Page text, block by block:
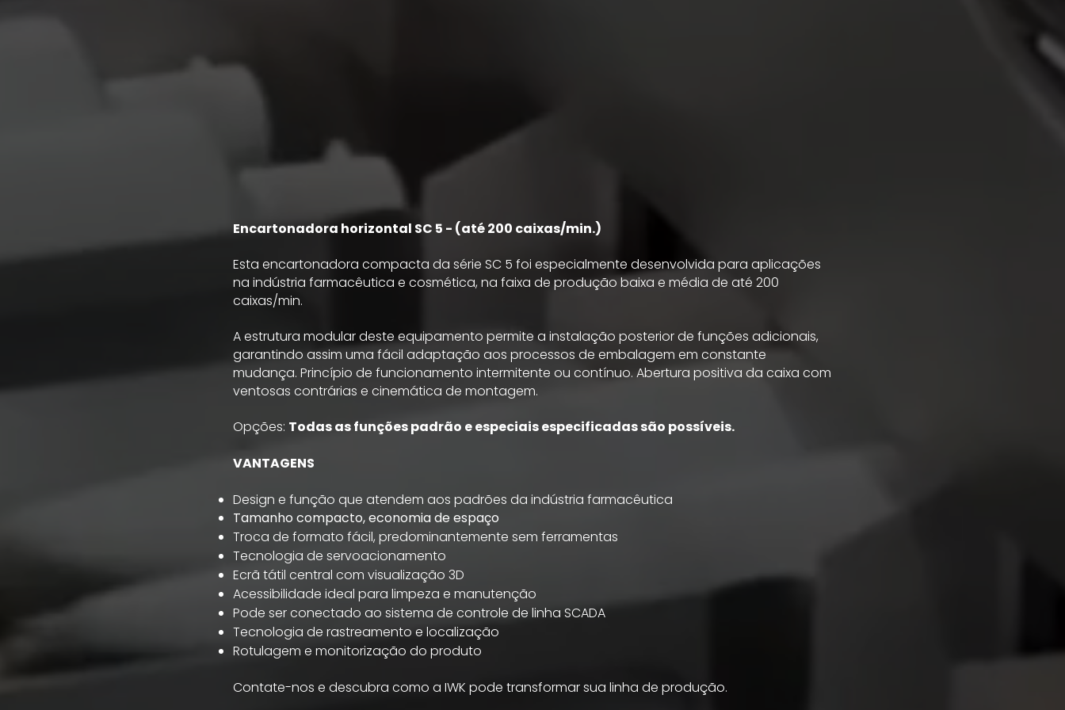
Encartonadora horizontal SC 5 - (até 200 caixas/min.)
Esta encartonadora compacta da série SC 5 foi especialmente desenvolvida para aplicações
na indústria farmacêutica e cosmética, na faixa de produção baixa e média de até 200
caixas/min.
A estrutura modular deste equipamento permite a instalação posterior de funções adicionais,
garantindo assim uma fácil adaptação aos processos de embalagem em constante
mudança. Princípio de funcionamento intermitente ou contínuo. Abertura positiva da caixa com
ventosas contrárias e cinemática de montagem.
Opções: Todas as funções padrão e especiais especificadas são possíveis.
VANTAGENS
Design e função que atendem aos padrões da indústria farmacêutica
Tamanho compacto, economia de espaço
Troca de formato fácil, predominantemente sem ferramentas
Tecnologia de servoacionamento
Ecrã tátil central com visualização 3D
Acessibilidade ideal para limpeza e manutenção
Pode ser conectado ao sistema de controle de linha SCADA
Tecnologia de rastreamento e localização
Rotulagem e monitorização do produto
Contate-nos e descubra como a IWK pode transformar sua linha de produção.